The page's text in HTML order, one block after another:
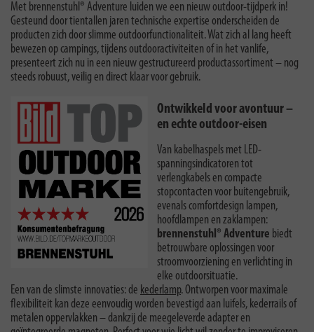
Met brennenstuhl® Adventure luiden we een nieuw outdoor-tijdperk in!
Gesteund door tientallen jaren technische expertise onderscheiden de
producten zich door slimme outdoorfunctionaliteit. Wat zich al lang heeft
bewezen op campings, tijdens outdooractiviteiten of in het vanlife,
presenteert zich nu in een nieuw gestructureerd productassortiment – nog
steeds robuust, veilig en direct klaar voor gebruik.
Ontwikkeld voor avontuur –
en echte outdoor-eisen
Van kabelhaspels met LED-
spanningsindicatoren tot
verlengkabels en compacte
stopcontacten voor buitengebruik,
evenals comfortdesign lampen,
hoofdlampen en zaklampen:
brennenstuhl® Adventure biedt
betrouwbare oplossingen voor
stroomvoorziening en verlichting in
elke outdoorsituatie.
Een van de slimste innovaties: de kederlamp.Ontworpen voor maximale
flexibiliteit kan deze eenvoudig worden bevestigd aan luifels, kederrails of
metalen oppervlakken – dankzij de meegeleverde adapter en